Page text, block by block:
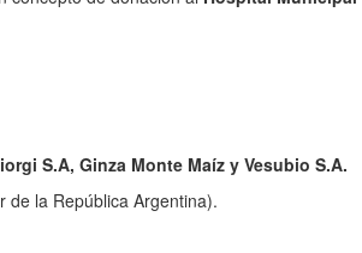
S.A, Ginza Monte Maíz y Vesubio S.A.
de la República Argentina).